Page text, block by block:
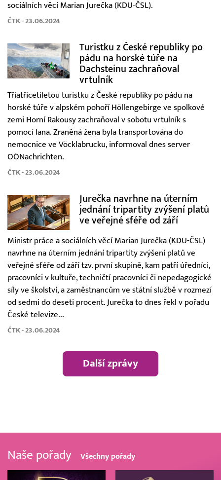
sociálních věcí Marian Jurečka (KDU-ČSL).
ČTK - 23.06.2024
Turistku z České republiky po
pádu na horské túře na
Dachsteinu zachraňoval
vrtulník
Třiatřicetiletou turistku z České republiky po pádu na
horské túře v alpském pohoří Höllengebirge ve spolkové
zemi Horní Rakousy zachraňoval v sobotu vrtulník s
pomocí lana. Zraněná žena byla transportována do
nemocnice ve Vöcklabrucku, informoval dnes server
OÖNachrichten.
ČTK - 23.06.2024
Jurečka navrhne na úterním
jednání tripartity zvýšení platů
ve veřejné sféře od září
Ministr práce a sociálních věcí Marian Jurečka (KDU-ČSL)
navrhne na úterním jednání tripartity zvýšení platů ve
veřejné sféře od září tzv. první skupině, kam patří úředníci,
pracovníci v kultuře, techničtí pracovníci či nepedagogické
síly ve školství, a zaměstnancům ve státní službě v rozmezí
od sedmi do deseti procent. Jurečka to dnes řekl v pořadu
České televize...
ČTK - 23.06.2024
Další zprávy
Naše pořady Všechny pořady